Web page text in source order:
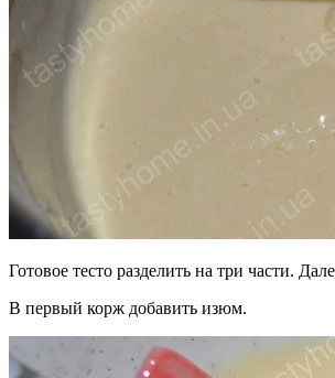
Готовое тесто разделить на три части.
В первый корж добавить изюм.